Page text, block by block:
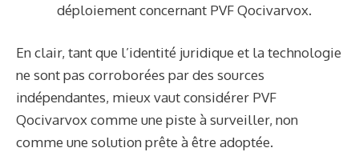
déploiement concernant PVF Qocivarvox.
En clair, tant que l’identité juridique et la technologie
ne sont pas corroborées par des sources
indépendantes, mieux vaut considérer PVF
Qocivarvox comme une piste à surveiller, non
comme une solution prête à être adoptée.